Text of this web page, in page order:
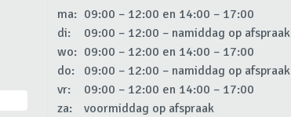
ma: 09:00 – 12:00 en 14:00 – 17:00
di:
09:00 – 12:00 – namiddag op afspraak
wo: 09:00 – 12:00 en 14:00 – 17:00
do:
09:00 – 12:00 – namiddag op afspraak
vr:
09:00 – 12:00 en 14:00 – 17:00
za:
voormiddag op afspraak